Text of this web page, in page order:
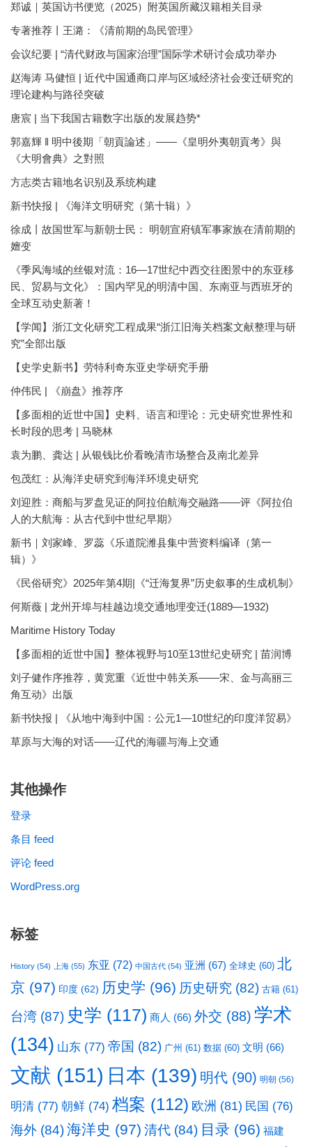
郑诚｜英国访书便览（2025）附英国所藏汉籍相关目录
专著推荐丨王潞：《清前期的岛民管理》
会议纪要 | “清代财政与国家治理”国际学术研讨会成功举办
赵海涛 马健恒 | 近代中国通商口岸与区域经济社会变迁研究的
理论建构与路径突破
唐宸 | 当下我国古籍数字出版的发展趋势*
郭嘉輝 ‖ 明中後期「朝貢論述」——《皇明外夷朝貢考》與
《大明會典》之對照
方志类古籍地名识别及系统构建
新书快报 | 《海洋文明研究（第十辑）》
徐成丨故国世军与新朝士民： 明朝宣府镇军事家族在清前期的
嬗变
《季风海域的丝银对流：16—17世纪中西交往图景中的东亚移
民、贸易与文化》：国内罕见的明清中国、东南亚与西班牙的
全球互动史新著！
【学闻】浙江文化研究工程成果“浙江旧海关档案文献整理与研
究”全部出版
【史学史新书】劳特利奇东亚史学研究手册
仲伟民 | 《崩盘》推荐序
【多面相的近世中国】史料、语言和理论：元史研究世界性和
长时段的思考 | 马晓林
袁为鹏、龚达 | 从银钱比价看晚清市场整合及南北差异
包茂红：从海洋史研究到海洋环境史研究
刘迎胜：商船与罗盘见证的阿拉伯航海交融路——评《阿拉伯
人的大航海：从古代到中世纪早期》
新书｜刘家峰、罗蕊《乐道院潍县集中营资料编译（第一
辑）》
《民俗研究》2025年第4期|《“迁海复界”历史叙事的生成机制》
何斯薇 | 龙州开埠与桂越边境交通地理变迁(1889—1932)
Maritime History Today
【多面相的近世中国】整体视野与10至13世纪史研究 | 苗润博
刘子健作序推荐，黄宽重《近世中韩关系——宋、金与高丽三
角互动》出版
新书快报 | 《从地中海到中国：公元1—10世纪的印度洋贸易》
草原与大海的对话——辽代的海疆与海上交通
其他操作
登录
条目 feed
评论 feed
WordPress.org
标签
History (54) 上海 (55) 东亚 (72) 中国古代 (54) 亚洲 (67) 全球史 (60) 北
京 (97) 印度 (62) 历史学 (96) 历史研究 (82) 古籍 (61)
台湾 (87) 史学 (117) 商人 (66) 外交 (88) 学术
(134) 山东 (77) 帝国 (82) 广州 (61) 数据 (60) 文明 (66)
文献 (151) 日本 (139) 明代 (90) 明朝 (56)
明清 (77) 朝鲜 (74) 档案 (112) 欧洲 (81) 民国 (76)
海外 (84)海洋史 (97) 清代 (84) 目录 (96) 福建